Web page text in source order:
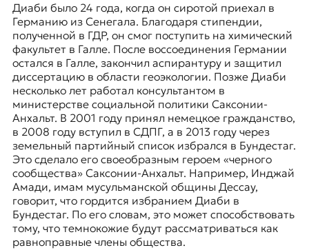
Диаби было 24 года, когда он сиротой приехал в
Германию из Сенегала. Благодаря стипендии,
полученной в ГДР, он смог поступить на химический
факультет в Галле. После воссоединения Германии
остался в Галле, закончил аспирантуру и защитил
диссертацию в области геоэкологии. Позже Диаби
несколько лет работал консультантом в
министерстве социальной политики Саксонии-
Анхальт. В 2001 году принял немецкое гражданство,
в 2008 году вступил в СДПГ, а в 2013 году через
земельный партийный список избрался в Бундестаг.
Это сделало его своеобразным героем «черного
сообщества» Саксонии-Анхальт. Например, Инджай
Амади, имам мусульманской общины Дессау,
говорит, что гордится избранием Диаби в
Бундестаг. По его словам, это может способствовать
тому, что темнокожие будут рассматриваться как
равноправные члены общества.